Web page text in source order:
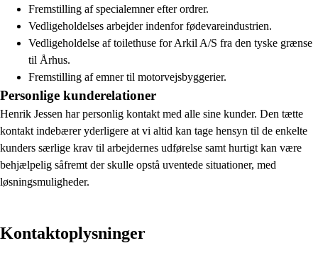
Fremstilling af specialemner efter ordrer.
Vedligeholdelses arbejder indenfor fødevareindustrien.
Vedligeholdelse af toilethuse for Arkil A/S fra den tyske grænse
til Århus.
Fremstilling af emner til motorvejsbyggerier.
Personlige kunderelationer
Henrik Jessen har personlig kontakt med alle sine kunder. Den tætte
kontakt indebærer yderligere at vi altid kan tage hensyn til de enkelte
kunders særlige krav til arbejdernes udførelse samt hurtigt kan være
behjælpelig såfremt der skulle opstå uventede situationer, med
løsningsmuligheder.
Kontaktoplysninger